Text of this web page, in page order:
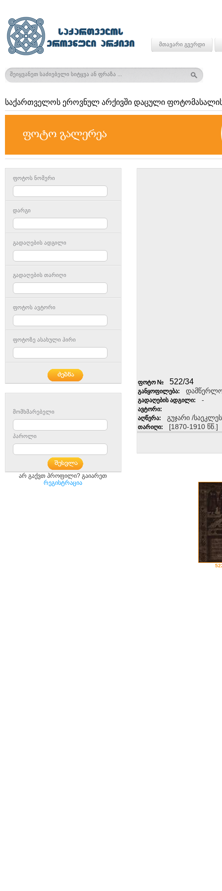
მთავარი გვერდი
საქართველოს ეროვნულ არქივში დაცული
ფოტოს ნომერი
დარგი
გადაღების ადგილი
გადაღების თარიღი
ფოტოს ავტორი
ფოტოზე ასახული პირი
მომხმარებელი
პაროლი
არ გაქვთ პროფილი? გაიარეთ
რეგისტრაცია
ფოტო № 522/34
განყოფილება:
გადაღების ადგილი: -
ავტორი:
აღწერა:
გუჯარი /
თარიღი: [1870-1910 წწ.]